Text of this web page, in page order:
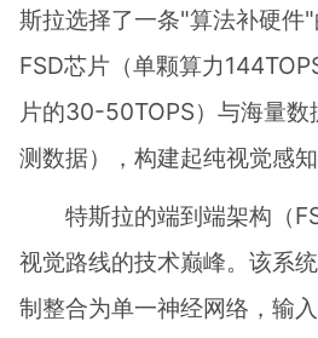
斯拉选择了一条"算法补硬件
FSD芯片（单颗算力
片的30-50TOPS）与海量
测数据），构建起纯视觉感知
特斯拉的端到端架构（
视觉路线的技术巅峰。该系
制整合为单一神经网络，输